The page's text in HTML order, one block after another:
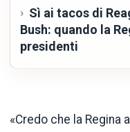
Sì ai tacos di
Bush: quando la
presidenti
«Credo che la Regina